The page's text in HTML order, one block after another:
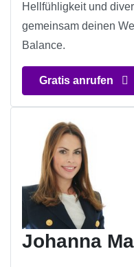
Hellfühligkeit und
gemeinsam deinen
Balance.
Gratis anrufen
Johanna